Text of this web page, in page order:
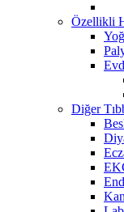
Özellikli
Diğer